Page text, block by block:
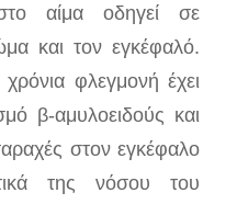
αίμα οδηγεί σε
και τον εγκέφαλό.
φλεγμονή έχει
β-αμυλοειδούς και
στον εγκέφαλο
της νόσου του